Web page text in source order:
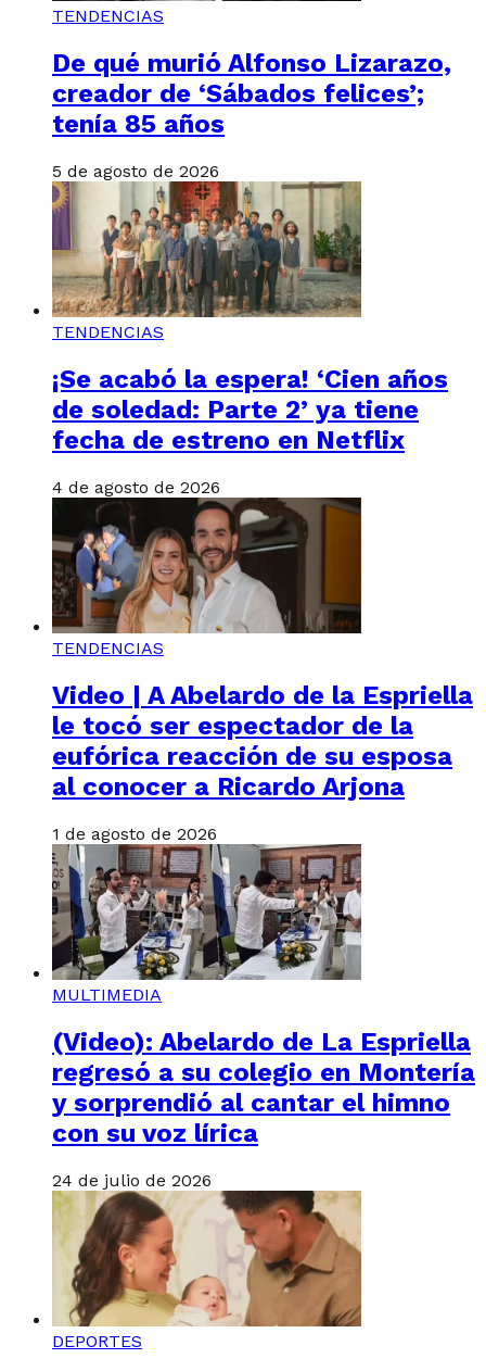
TENDENCIAS
De qué murió Alfonso Lizarazo,
creador de ‘Sábados felices’;
tenía 85 años
5 de agosto de 2026
TENDENCIAS
¡Se acabó la espera! ‘Cien años
de soledad: Parte 2’ ya tiene
fecha de estreno en Netflix
4 de agosto de 2026
TENDENCIAS
Video | A Abelardo de la Espriella
le tocó ser espectador de la
eufórica reacción de su esposa
al conocer a Ricardo Arjona
1 de agosto de 2026
MULTIMEDIA
(Video): Abelardo de La Espriella
regresó a su colegio en Montería
y sorprendió al cantar el himno
con su voz lírica
24 de julio de 2026
DEPORTES